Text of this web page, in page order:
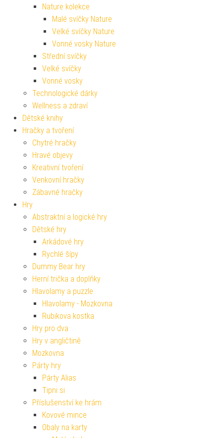
Nature kolekce
Malé svíčky Nature
Velké svíčky Nature
Vonné vosky Nature
Střední svíčky
Velké svíčky
Vonné vosky
Technologické dárky
Wellness a zdraví
Dětské knihy
Hračky a tvoření
Chytré hračky
Hravé objevy
Kreativní tvoření
Venkovní hračky
Zábavné hračky
Hry
Abstraktní a logické hry
Dětské hry
Arkádové hry
Rychlé šípy
Dummy Bear hry
Herní trička a doplňky
Hlavolamy a puzzle
Hlavolamy - Mozkovna
Rubikova kostka
Hry pro dva
Hry v angličtině
Mozkovna
Párty hry
Párty Alias
Tipni si
Příslušenství ke hrám
Kovové mince
Obaly na karty